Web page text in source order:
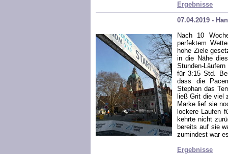
Ergebnisse
07.04.2019 -
Nach 10
perfektem
hohe Ziele
in die Nähe
Stunden-
für 3:15 Std.
dass die
Stephan das
ließ Grit die viel
Marke lief sie
lockere Laufen
kehrte nicht
bereits auf sie
zumindest war
Ergebnisse